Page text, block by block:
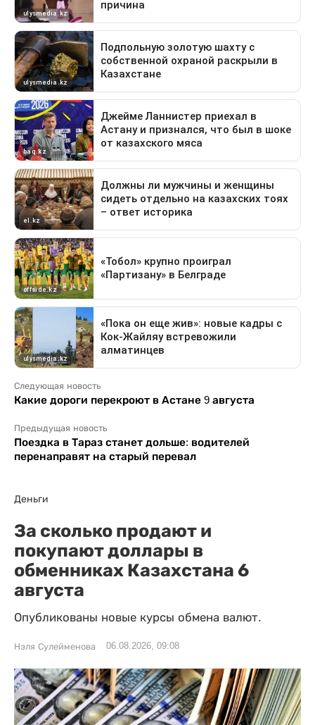
Следующая новость
Какие дороги перекроют в Астане 9 августа
Предыдущая новость
Поездка в Тараз станет дольше: водителей
перенаправят на старый перевал
Деньги
За сколько продают и
покупают доллары в
обменниках Казахстана 6
августа
Опубликованы новые курсы обмена валют.
Нэля Сулейменова 06.08.2026, 09:08